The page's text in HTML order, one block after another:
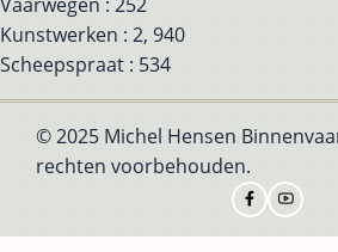
Kunstwerken : 2, 940
Scheepspraat : 534
© 2025 Michel Hensen
rechten voorbehouden.